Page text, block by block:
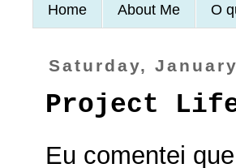
Home About Me O
Saturday,
Project
Eu comentei